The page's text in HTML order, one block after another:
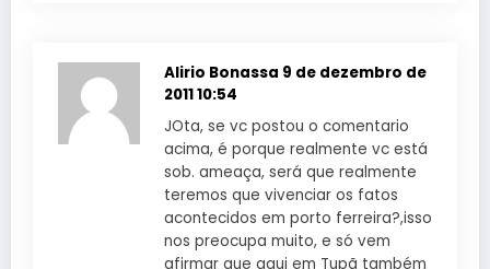
Alirio Bonassa 9 de dezembro de
2011 10:54
JOta, se vc postou o comentario
acima, é porque realmente vc está
sob. ameaça, será que realmente
teremos que vivenciar os fatos
acontecidos em porto ferreira?,isso
nos preocupa muito, e só vem
afirmar que aqui em Tupã também